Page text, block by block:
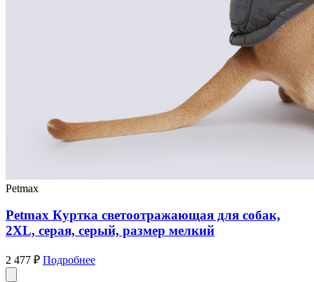
Petmax
Petmax Куртка светоотражающая для собак,
2XL, серая, серый, размер мелкий
2 477 ₽ Подробнее